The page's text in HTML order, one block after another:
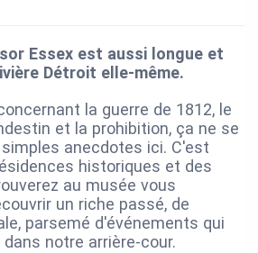
Essex est aussi longue et
Détroit elle-même.
la guerre de 1812, le
et la prohibition, ça ne se
anecdotes ici. C'est
historiques et des
au musée vous
un riche passé, de
parsemé d'événements qui
notre arrière-cour.